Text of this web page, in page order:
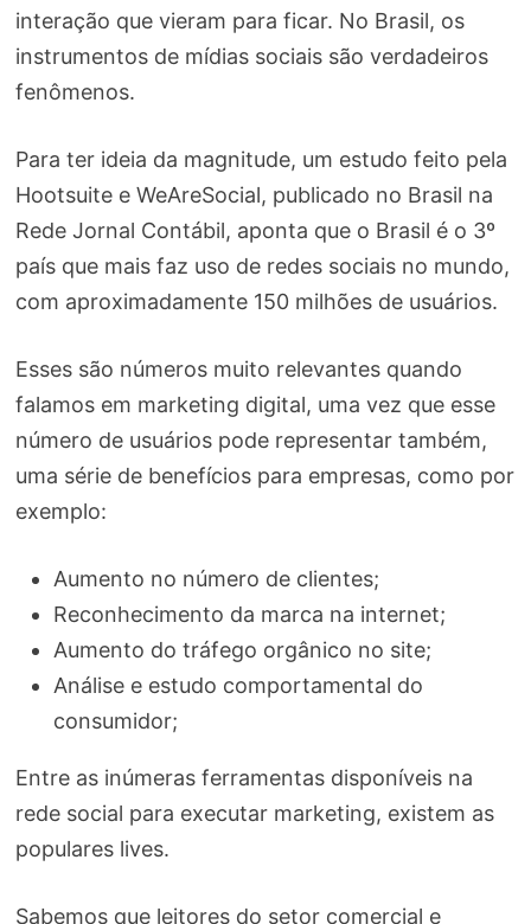
interação que vieram para ficar. No Brasil, os
instrumentos de mídias sociais são verdadeiros
fenômenos.
Para ter ideia da magnitude, um estudo feito pela
Hootsuite e WeAreSocial, publicado no Brasil na
Rede Jornal Contábil, aponta que o Brasil é o 3º
país que mais faz uso de redes sociais no mundo,
com aproximadamente 150 milhões de usuários.
Esses são números muito relevantes quando
falamos em marketing digital, uma vez que esse
número de usuários pode representar também,
uma série de benefícios para empresas, como por
exemplo:
Aumento no número de clientes;
Reconhecimento da marca na internet;
Aumento do tráfego orgânico no site;
Análise e estudo comportamental do
consumidor;
Entre as inúmeras ferramentas disponíveis na
rede social para executar marketing, existem as
populares lives.
Sabemos que leitores do setor comercial e